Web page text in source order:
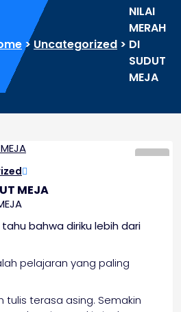
> Uncategorized >
NILAI
MERAH
DI
SUDUT
MEJA
MEJA
bahwa diriku lebih dari
pelajaran yang paling
terasa asing. Semakin